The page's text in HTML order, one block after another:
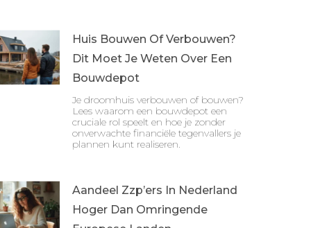
Huis Bouwen Of Verbouwen?
Dit Moet Je Weten Over Een
Bouwdepot
Je droomhuis verbouwen of bouwen?
Lees waarom een bouwdepot een
cruciale rol speelt en hoe je zonder
onverwachte financiële tegenvallers je
plannen kunt realiseren.
Aandeel Zzp’ers In Nederland
Hoger Dan Omringende